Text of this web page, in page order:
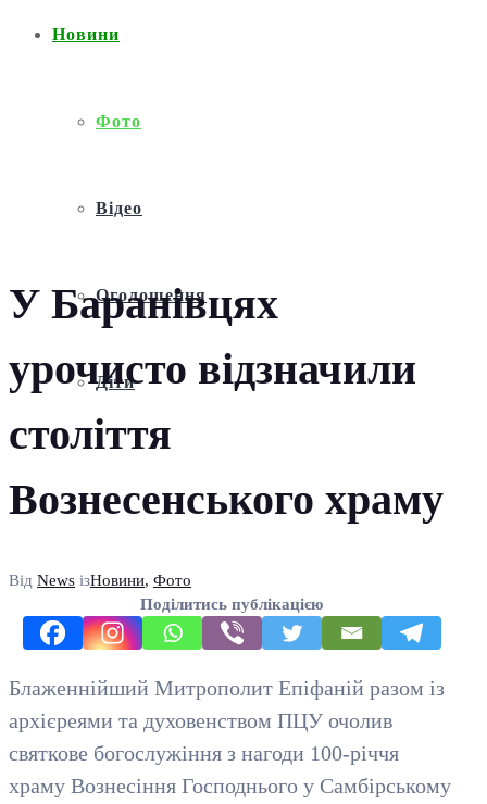
Новини
Фото
Відео
Оголошення
Діти
У Баранівцях
урочисто відзначили
століття
Вознесенського храму
Від News ізНовини, Фото
Поділитись публікацією
Блаженнійший Митрополит Епіфаній разом із
архієреями та духовенством ПЦУ очолив
святкове богослужіння з нагоди 100-річчя
храму Вознесіння Господнього у Самбірському